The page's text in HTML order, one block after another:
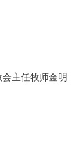
主任牧师金明